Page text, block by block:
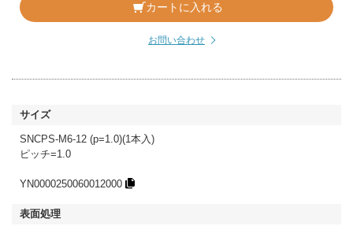
カートに入れる
お問い合わせ
SNCPS-M6-12 (p=1.0)(1本入)
ピッチ=1.0
YN0000250060012000